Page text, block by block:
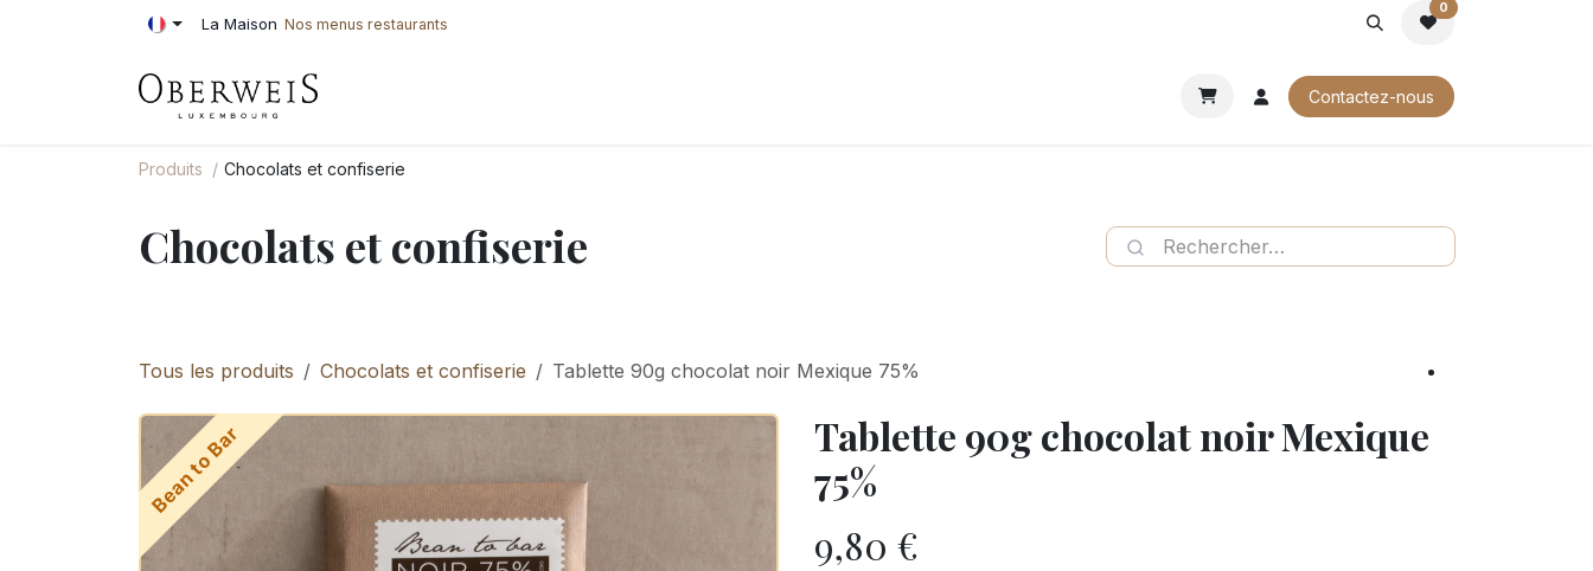
Se rendre au contenu La Maison Nos menus restaurants
0
Contactez-nous
Produits Chocolats et confiserie
Chocolats et confiserie
Tous les produits Chocolats et confiserie Tablette 90g chocolat noir Mexique 75%
Bean to Bar
Tablette 90g chocolat noir Mexique
75%
9,80 €